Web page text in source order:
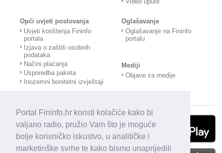
Portal Fininfo.hr koristi kolačiće kako bi
valjano radio, pružio Vam što je moguće
bolje korisničko iskustvo, u analitičke i
marketinške svrhe te kako bismo unaprijedili
Opći uvjeti poslovanja
Uvjeti korištenja Fininfo
portala
Izjava o zaštiti osobnih
podataka
Načini plaćanja
Usporedba paketa
Inozemni bonitetni izvještaji
Oglašavanje
Oglašavanje na Fininfo
portalu
Mediji
Objave za medije